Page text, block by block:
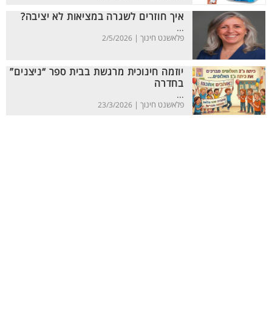
איך חוזרים לשגרה במציאות לא יציבה?
...
פלאשנט חינוך | 2/5/2026
יוזמה חינוכית מרגשת בבית ספר “ניצנים”
בחדרה
...
פלאשנט חינוך | 23/3/2026